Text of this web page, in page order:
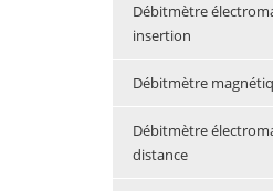
Débitmètre
insertion
Débitmètre
Débitmètre
distance